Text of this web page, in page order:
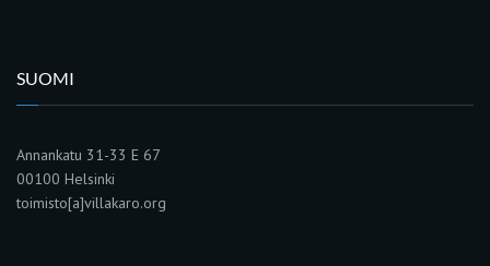
SUOMI
Annankatu 31-33 E 67
00100 Helsinki
toimisto[a]villakaro.org